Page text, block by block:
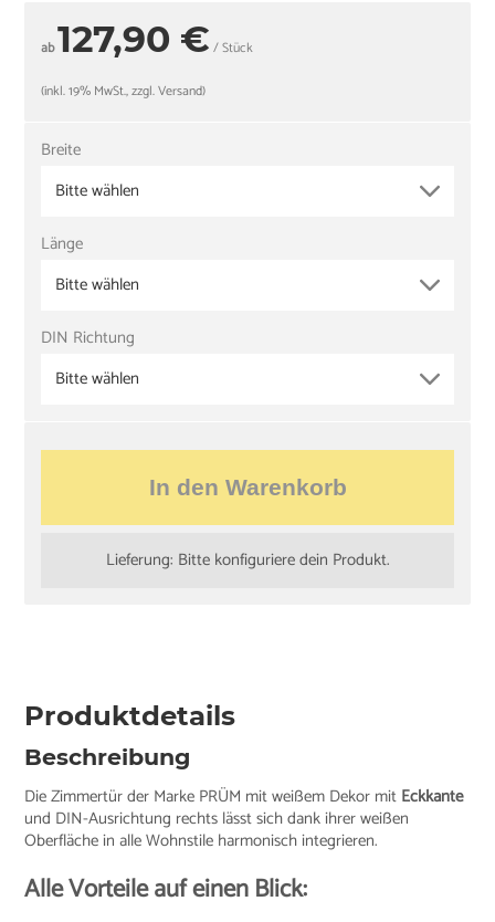
ab127,90 € / Stück
(inkl. 19% MwSt., zzgl. Versand)
Breite
Bitte wählen
Länge
Bitte wählen
DIN Richtung
Bitte wählen
In den Warenkorb
Lieferung: Bitte konfiguriere dein Produkt.
Produktdetails
Beschreibung
Die Zimmertür der Marke PRÜM mit weißem Dekor mit Eckkante
und DIN-Ausrichtung rechts lässt sich dank ihrer weißen
Oberfläche in alle Wohnstile harmonisch integrieren.
Alle Vorteile auf einen Blick: